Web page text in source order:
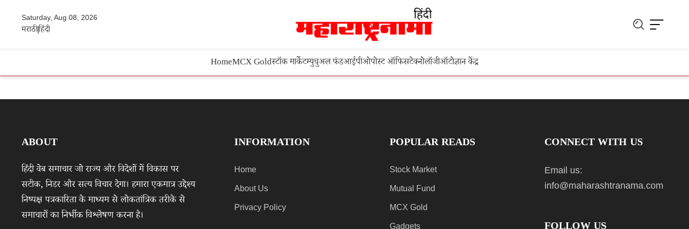
Saturday, Aug 08, 2026
मराठीहिंदी
HomeMCX Goldस्टॉक मार्केटम्युचुअल फंडआईपीओपोस्ट ऑफिसटेक्नोलॉजीऑटोज्ञान केंद्र
ABOUT
हिंदी वेब समाचार जो राज्य और विदेशों में विकास पर
सटीक, निडर और सत्य विचार देगा। हमारा एकमात्र उद्देश्य
निष्पक्ष पत्रकारिता के माध्यम से लोकतांत्रिक तरीके से
समाचारों का निर्भीक विश्लेषण करना है।
INFORMATION
Home
About Us
Privacy Policy
POPULAR READS
Stock Market
Mutual Fund
MCX Gold
Gadgets
CONNECT WITH US
Email us:
info@maharashtranama.com